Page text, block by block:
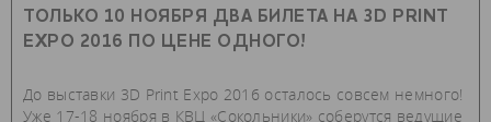
ТОЛЬКО 10 НОЯБРЯ ДВА БИЛЕТА НА 3D PRINT
EXPO 2016 ПО ЦЕНЕ ОДНОГО!
До выставки 3D Print Expo 2016 осталось совсем немного!
Уже 17-18 ноября в КВЦ «Сокольники» соберутся ведущие